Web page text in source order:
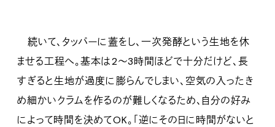
続いて、タッパーに蓋をし、一次発酵という生地を休
ませる工程へ。基本は2〜3時間ほどで十分だけど、長
すぎると生地が過度に膨らんでしまい、空気の入ったき
め細かいクラムを作るのが難しくなるため、自分の好み
によって時間を決めてOK。「逆にその日に時間がないと